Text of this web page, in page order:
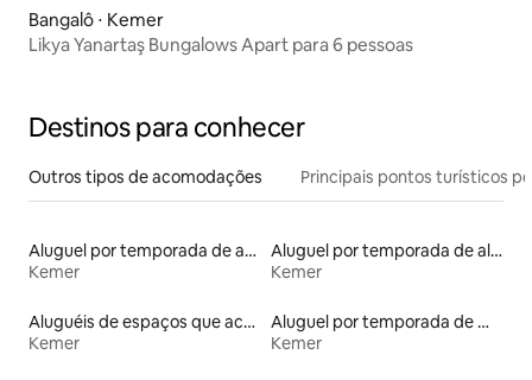
Bangalô ⋅ Kemer
Likya Yanartaş Bungalows Apart para 6 pessoas
Destinos para conhecer
Outros tipos de acomodações Principais pontos turísticos
Aluguel por temporada de apart-hotéis
Kemer
Aluguel por temporada de alojamentos ecológicos
Kemer
Aluguéis de espaços que aceitam animais de estimação
Kemer
Aluguel por temporada de microcasas
Kemer